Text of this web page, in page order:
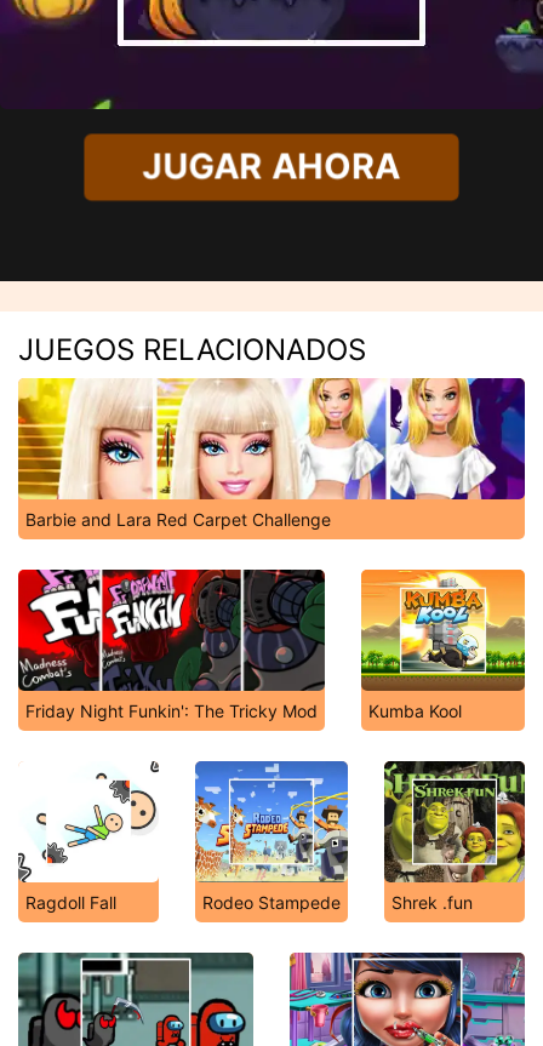
JUGAR AHORA
JUEGOS RELACIONADOS
Barbie and Lara Red Carpet Challenge
Friday Night Funkin': The Tricky Mod Kumba Kool
Ragdoll Fall Rodeo Stampede Shrek .fun